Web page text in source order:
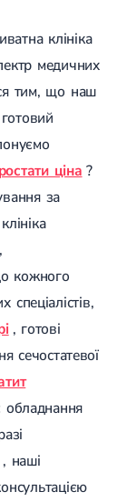
клініка
медичних
тим, що наш
ціна ?
за
кожного
, готові
сечостатевої
обладнання
, наші